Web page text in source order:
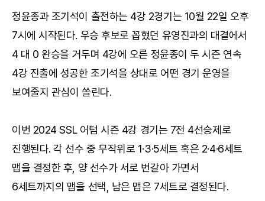
정윤종과 조기석이 출전하는 4강 2경기는 10월 22일 오후
7시에 시작된다. 우승 후보로 꼽혔던 유영진과의 대결에서
4 대 0 완승을 거두며 4강에 오른 정윤종이 두 시즌 연속
4강 진출에 성공한 조기석을 상대로 어떤 경기 운영을
보여줄지 관심이 쏠린다.
이번 2024 SSL 어텀 시즌 4강 경기는 7전 4선승제로
진행된다. 각 선수 중 무작위로 1·3·5세트 혹은 2·4·6세트
맵을 결정한 후, 양 선수가 서로 번갈아 가면서
6세트까지의 맵을 선택, 남은 맵은 7세트로 결정된다.